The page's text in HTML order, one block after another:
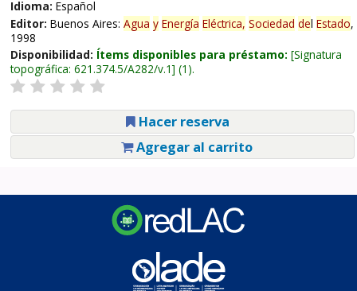
Idioma: Español
Editor: Buenos Aires: Agua y Energía Eléctrica, Sociedad del Estado,
1998
Disponibilidad: Ítems disponibles para préstamo: Signatura
topográfica: 621.374.5/A282/v.1 (1).
Hacer reserva
Agregar al carrito